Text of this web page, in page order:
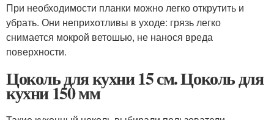
При необходимости планки можно легко открутить и
убрать. Они неприхотливы в уходе: грязь легко
снимается мокрой ветошью, не нанося вреда
поверхности.
Цоколь для кухни 15 см. Цоколь для
кухни 150 мм